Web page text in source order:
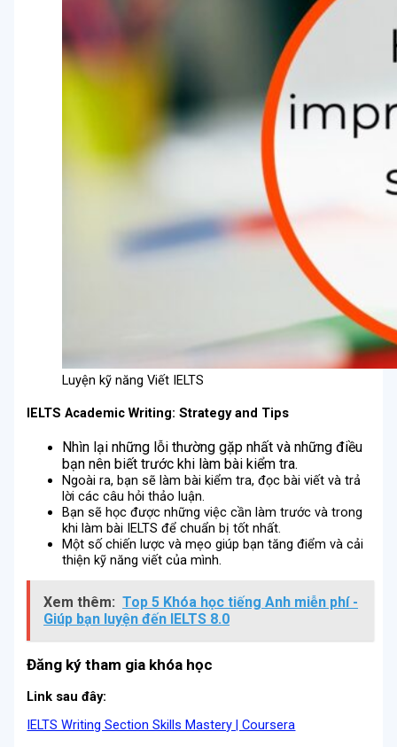
Luyện kỹ năng Viết IELTS
IELTS Academic Writing: Strategy and Tips
Nhìn lại những lỗi thường gặp nhất và những điều
bạn nên biết trước khi làm bài kiểm tra.
Ngoài ra, bạn sẽ làm bài kiểm tra, đọc bài viết và trả
lời các câu hỏi thảo luận.
Bạn sẽ học được những việc cần làm trước và trong
khi làm bài IELTS để chuẩn bị tốt nhất.
Một số chiến lược và mẹo giúp bạn tăng điểm và cải
thiện kỹ năng viết của mình.
Xem thêm: Top 5 Khóa học tiếng Anh miễn phí -
Giúp bạn luyện đến IELTS 8.0
Đăng ký tham gia khóa học
Link sau đây:
IELTS Writing Section Skills Mastery | Coursera